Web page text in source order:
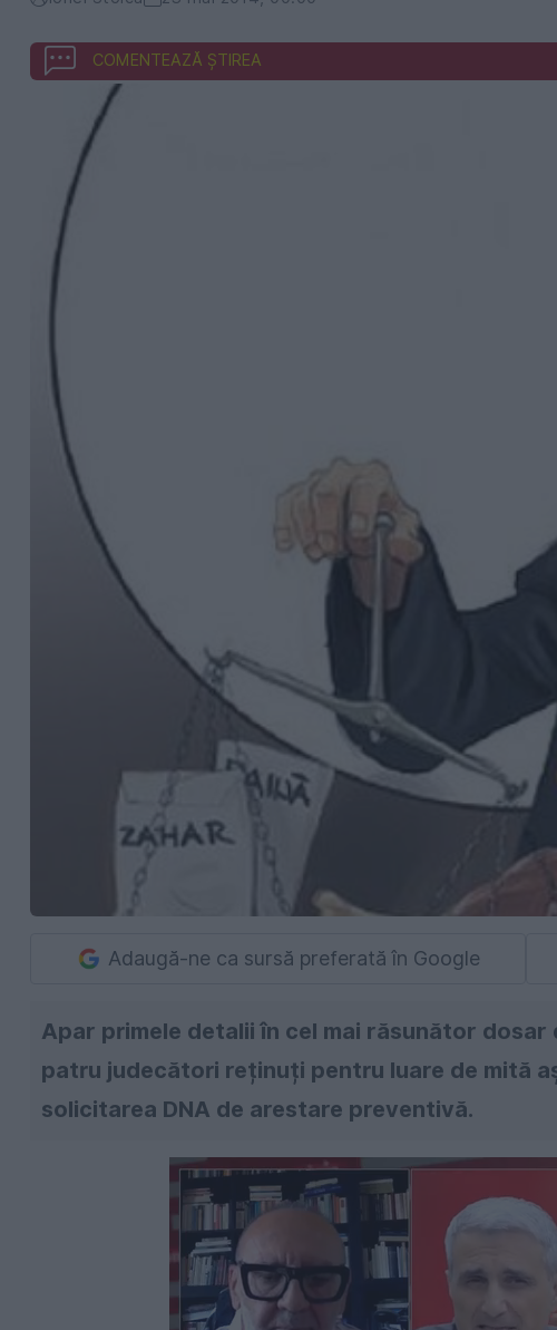
COMENTEAZĂ ȘTIREA
Adaugă-ne ca sursă preferată în Google
Apar primele detalii în cel mai răsunător
patru judecători reținuți pentru luare de mită
solicitarea DNA de arestare preventivă.